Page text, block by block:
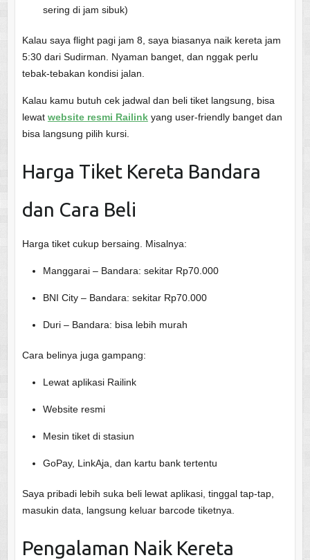
sering di jam sibuk)
Kalau saya flight pagi jam 8, saya biasanya naik kereta jam
5:30 dari Sudirman. Nyaman banget, dan nggak perlu
tebak-tebakan kondisi jalan.
Kalau kamu butuh cek jadwal dan beli tiket langsung, bisa
lewat website resmi Railinkyang user-friendly banget dan
bisa langsung pilih kursi.
Harga Tiket Kereta Bandara
dan Cara Beli
Harga tiket cukup bersaing. Misalnya:
Manggarai – Bandara: sekitar Rp70.000
BNI City – Bandara: sekitar Rp70.000
Duri – Bandara: bisa lebih murah
Cara belinya juga gampang:
Lewat aplikasi Railink
Website resmi
Mesin tiket di stasiun
GoPay, LinkAja, dan kartu bank tertentu
Saya pribadi lebih suka beli lewat aplikasi, tinggal tap-tap,
masukin data, langsung keluar barcode tiketnya.
Pengalaman Naik Kereta